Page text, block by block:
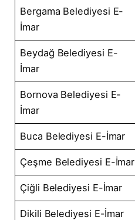
Bergama Belediyesi E-
İmar
Beydağ Belediyesi E-
İmar
Bornova Belediyesi E-
İmar
Buca Belediyesi E-İmar
Çeşme Belediyesi E-İmar
Çiğli Belediyesi E-İmar
Dikili Belediyesi E-İmar